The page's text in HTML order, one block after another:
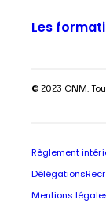
Les
© 2023 CNM.
Règlement
Délégations
Mentions